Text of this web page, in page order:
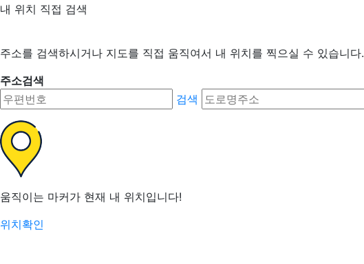
내 위치 직접 검색
주소를 검색하시거나 지도를 직접 움직여서 내 위치를 찍으실 수 있습니다.
주소검색
검색
움직이는 마커가 현재 내 위치입니다!
위치확인